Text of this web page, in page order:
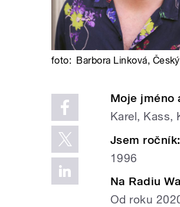
foto: Barbora Linková,
Moje jméno
Karel, Kass,
Jsem ročník:
1996
Na Radiu
Od roku